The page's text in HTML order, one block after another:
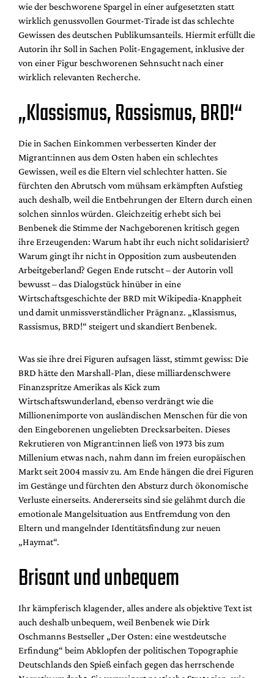
wie der beschworene Spargel in einer aufgesetzten statt
wirklich genussvollen Gourmet-Tirade ist das schlechte
Gewissen des deutschen Publikumsanteils. Hiermit erfüllt die
Autorin ihr Soll in Sachen Polit-Engagement, inklusive der
von einer Figur beschworenen Sehnsucht nach einer
wirklich relevanten Recherche.
„Klassismus, Rassismus, BRD!“
Die in Sachen Einkommen verbesserten Kinder der
Migrant:innen aus dem Osten haben ein schlechtes
Gewissen, weil es die Eltern viel schlechter hatten. Sie
fürchten den Abrutsch vom mühsam erkämpften Aufstieg
auch deshalb, weil die Entbehrungen der Eltern durch einen
solchen sinnlos würden. Gleichzeitig erhebt sich bei
Benbenekdie Stimme der Nachgeborenen kritisch gegen
ihre Erzeugenden: Warum habt ihr euch nicht solidarisiert?
Warum gingt ihr nicht in Opposition zum ausbeutenden
Arbeitgeberland? Gegen Ende rutscht – der Autorin voll
bewusst – das Dialogstück hinüber in eine
Wirtschaftsgeschichte der BRD mit Wikipedia-Knappheit
und damit unmissverständlicher Prägnanz. „Klassismus,
Rassismus, BRD!“ steigert und skandiert Benbenek.
Was sie ihre drei Figuren aufsagen lässt, stimmt gewiss: Die
BRD hätte den Marshall-Plan, diese milliardenschwere
Finanzspritze Amerikas als Kick zum
Wirtschaftswunderland, ebenso verdrängt wie die
Millionenimporte von ausländischen Menschen für die von
den Eingeborenen ungeliebten Drecksarbeiten. Dieses
Rekrutieren von Migrant:innen ließ von 1973 bis zum
Millenium etwas nach, nahm dann im freien europäischen
Markt seit 2004 massiv zu. Am Ende hängen die drei Figuren
im Gestänge und fürchten den Absturz durch ökonomische
Verluste einerseits. Andererseits sind sie gelähmt durch die
emotionale Mangelsituation aus Entfremdung von den
Eltern und mangelnder Identitätsfindung zur neuen
„Haymat“.
Brisant und unbequem
Ihr kämpferisch klagender, alles andere als objektive Text ist
auch deshalb unbequem, weil Benbenek wie Dirk
Oschmanns Bestseller „Der Osten: eine westdeutsche
Erfindung“ beim Abklopfen der politischen Topographie
Deutschlands den Spieß einfach gegen das herrschende